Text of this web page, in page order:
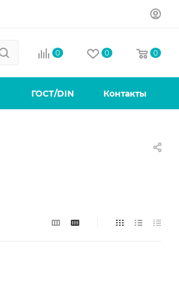
0 0 0
ГОСТ/DIN Контакты